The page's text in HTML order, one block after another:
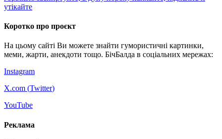
утікайте
Коротко про проєкт
На цьому сайті Ви можете знайти гумористичні картинки,
меми, жарти, анекдоти тощо. БічБалда в соціальних мережах:
Instagram
X.com (Twitter)
YouTube
Реклама